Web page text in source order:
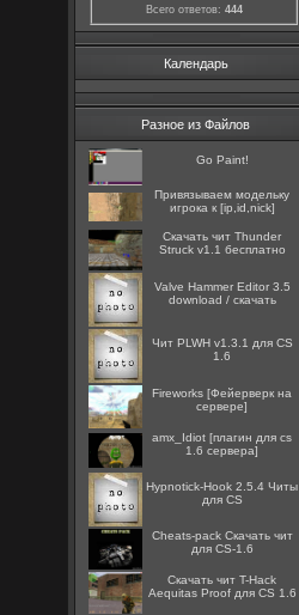
Всего ответов: 444
Календарь
Разное из Файлов
Go Paint!
Привязываем модельку
игрока к [ip,id,nick]
Скачать чит Thunder
Struck v1.1 бесплатно
Valve Hammer Editor 3.5
download / скачать
Чит PLWH v1.3.1 для CS
1.6
Fireworks [Фейерверк на
сервере]
amx_Idiot [плагин для cs
1.6 сервера]
Hypnotick-Hook 2.5.4 Читы
для CS
Cheats-pack Скачать чит
для CS-1.6
Скачать чит T-Hack
Aequitas Proof для CS 1.6